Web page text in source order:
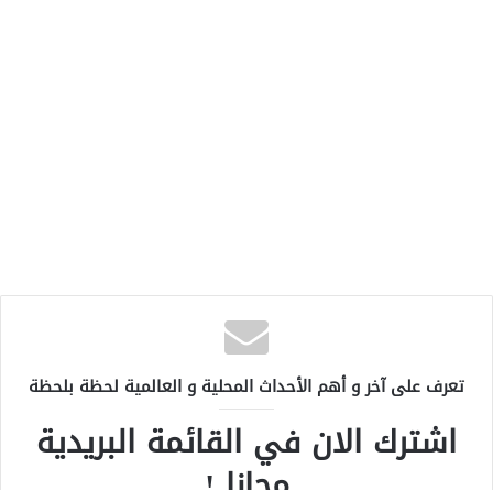
تعرف على آخر و أهم الأحداث المحلية و العالمية لحظة بلحظة
اشترك الان في القائمة البريدية